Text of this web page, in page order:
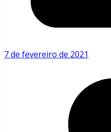
7 de fevereiro de 2021